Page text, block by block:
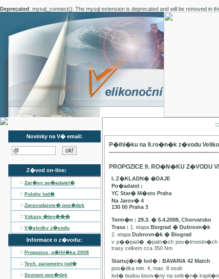
Deprecated: mysql_connect(): The mysql extension is deprecated and will be removed in
Novinky na V� email:
Z�vod on-line:
:: Zpr�vy po�adatel�
:: Polohy lod�
:: Zpravodajstv� pos�dek
:: Vzkazy �ten���
:: V�sledky z�vodu
Informace o z�vodu:
:: Propozice, p�ihl�ka 2008
:: Tech. parametry lod�
:: Seznam pos�dek
P�ihl�ku na 9.ro�n�k z�vodu
PROPOZICE 9. RO�N�KU Z�VODU
I. Z�KLADN� �DAJE
Po�adatel :
YC Star� M�sto Praha
Na Jarov� 4
130 00 Praha 3
Term�n : 29.3. � 5.4.2008, Chorvatsko
Trasa : 1. etapa Biograd � Dubrovn�k
2. etapa Dubrovn�k � Biograd
v p��pad� �patn�ch pov�trnostn�ch
trasy celkem cca 350 Nm
Startuj�c� lod� : BAVARIA 42 Match
pos�dka min. 4, max. 8 osob
lod� budou losov�ny na setk�n�